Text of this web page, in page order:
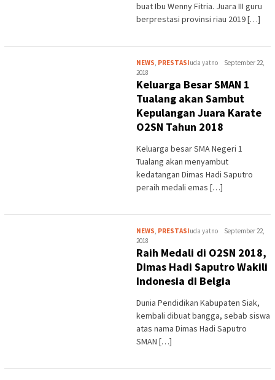
buat Ibu Wenny Fitria. Juara III guru
berprestasi provinsi riau 2019 […]
NEWS, PRESTASIuda yatno
September 22,
2018
Keluarga Besar SMAN 1
Tualang akan Sambut
Kepulangan Juara Karate
O2SN Tahun 2018
Keluarga besar SMA Negeri 1
Tualang akan menyambut
kedatangan Dimas Hadi Saputro
peraih medali emas […]
NEWS, PRESTASIuda yatno
September 22,
2018
Raih Medali di O2SN 2018,
Dimas Hadi Saputro Wakili
Indonesia di Belgia
Dunia Pendidikan Kabupaten Siak,
kembali dibuat bangga, sebab siswa
atas nama Dimas Hadi Saputro
SMAN […]